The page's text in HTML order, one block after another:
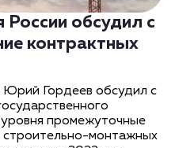
обсудил с
контрактных
Юрий Гордеев обсудил с
промежуточные
строительно-монтажных